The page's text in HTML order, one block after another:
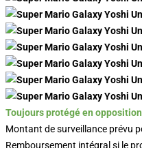
Toujours protégé en
Montant de surveillance prévu
Remboursement intégral si le